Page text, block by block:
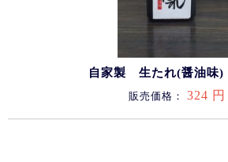
自家製 生たれ(醤油味
販売価格： 324 円